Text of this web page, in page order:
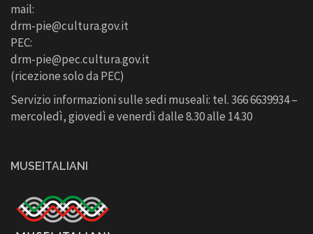
mail:
drm-pie@cultura.gov.it
PEC:
drm-pie@pec.cultura.gov.it
(ricezione solo da PEC)
Servizio informazioni sulle sedi museali: tel. 366 6639934 –
mercoledì, giovedì e venerdì dalle 8.30 alle 14.30
MUSEITALIANI